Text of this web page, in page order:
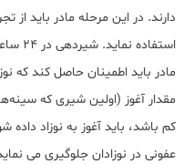
دارند. در این مرحله مادر باید
مادر باید اطمینان حاصل کند که
مقدار آغوز (اولین شیری که
کم باشد، باید آغوز به نوزاد داده
عفونی در نوزادان جلوگیری می